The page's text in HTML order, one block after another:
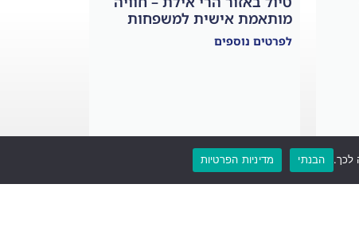
מותאמת אישית למשפחות
לפרטים נוספים
הבנתי מדיניות הפרטיות